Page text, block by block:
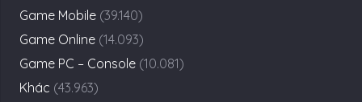
Game Mobile (39.140)
Game Online (14.093)
Game PC – Console (10.081)
Khác (43.963)